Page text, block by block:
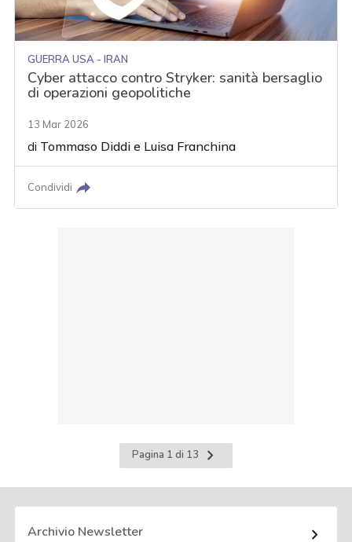
GUERRA USA - IRAN
Cyber attacco contro Stryker: sanità bersaglio
di operazioni geopolitiche
13 Mar 2026
di Tommaso Diddi e Luisa Franchina
Condividi
Pagina 1 di 13
Pagina
successiva
Archivio Newsletter